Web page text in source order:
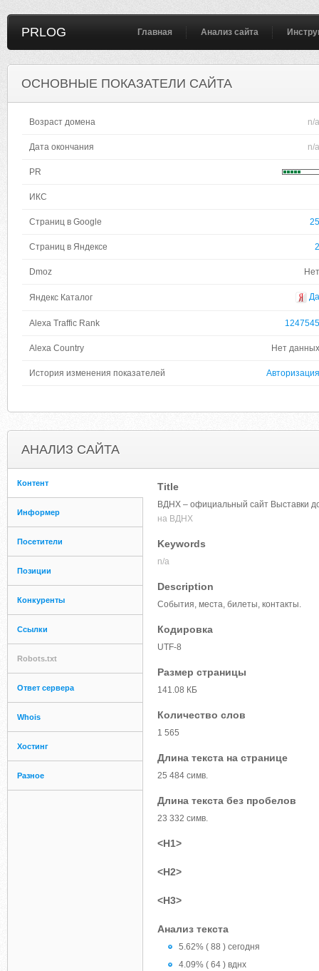
PRLOG Главная Анализ сайта
ОСНОВНЫЕ ПОКАЗАТЕЛИ САЙТА
Возраст домена n/a
Дата окончания n/a
PR
ИКС
Страниц в Google 25
Страниц в Яндексе 2
Dmoz Нет
Яндекс Каталог Да
Alexa Traffic Rank 1247545
Alexa Country Нет данных
История изменения показателей Авторизация
АНАЛИЗ САЙТА
Контент
Информер
Посетители
Позиции
Конкуренты
Ссылки
Robots.txt
Ответ сервера
Whois
Хостинг
Разное
Title
ВДНХ – официальный сайт Выставки
на ВДНХ
Keywords
n/a
Description
События, места, билеты, контакты.
Кодировка
UTF-8
Размер страницы
141.08 КБ
Количество слов
1 565
Длина текста на странице
25 484 симв.
Длина текста без пробелов
23 332 симв.
<H1>
<H2>
<H3>
Анализ текста
5.62% ( 88 ) сегодня
4.09% ( 64 ) вднх